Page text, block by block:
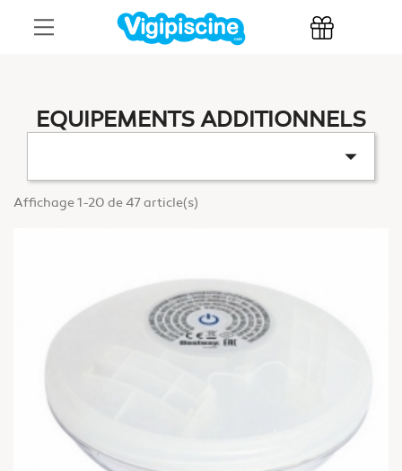
EQUIPEMENTS ADDITIONNELS

Affichage 1-20 de 47 article(s)